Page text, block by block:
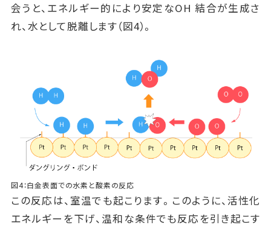
会うと、エネルギー的により安定なOH 結合が生成さ
れ、水として脱離します（図4）。
図4：白金表面での水素と酸素の反応
この反応は、室温でも起こります。このように、活性化
エネルギーを下げ、温和な条件でも反応を引き起こす